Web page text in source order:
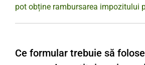
pot obține rambursarea impozitului
Ce formular trebuie să